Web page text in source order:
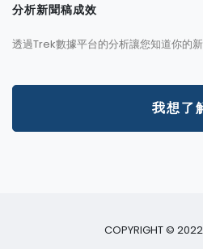
分析新聞稿成效
透過Trek數據平台的分析讓您知道你的
我想了
COPYRIGHT ©